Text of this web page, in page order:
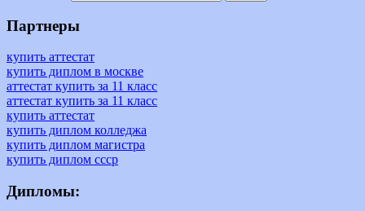
Партнеры
купить аттестат
купить диплом в москве
аттестат купить за 11 класс
аттестат купить за 11 класс
купить аттестат
купить диплом колледжа
купить диплом магистра
купить диплом ссср
Дипломы: